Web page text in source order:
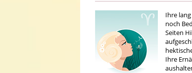
Ihre
noch
Seiten
Ihre